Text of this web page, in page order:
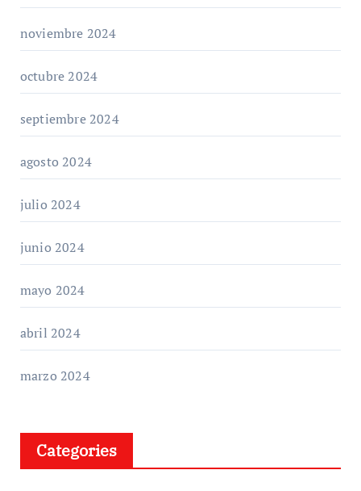
noviembre 2024
octubre 2024
septiembre 2024
agosto 2024
julio 2024
junio 2024
mayo 2024
abril 2024
marzo 2024
Categories